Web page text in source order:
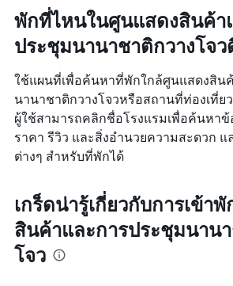
พักที่ไหนในศูนแสดงสินค้า
ประชุมนานาชาติกวางโจ
ใช้แผนที่เพื่อค้นหาที่พักใกล้ศูนแสดงสิน
นานาชาติกวางโจวหรือสถานที่ท่องเที่
ผู้ใช้สามารถคลิกชื่อโรงแรมเพื่อค้นหาข้
ราคา รีวิว และสิ่งอำนวยความสะดวก
ต่างๆ สำหรับที่พักได้
เกร็ดน่ารู้เกี่ยวกับการเข้า
สินค้าและการประชุมนาน
โจว